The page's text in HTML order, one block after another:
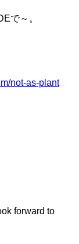
で～。
not-as-plant
forward to